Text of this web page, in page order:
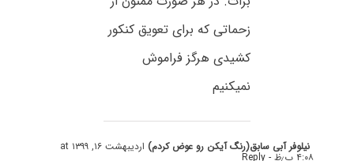
زحماتی که برای تعویق کنکور
کشیدی هرگز فراموش
نمیکنیم
نیلوفر آبی سابق(رنگ آیکن رو عوض کردم) اردیبهشت ۱۶, ۱۳۹۹ at
۴:۰۸ ب٫ظ - Reply